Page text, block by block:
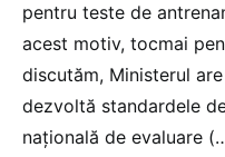
pentru teste de
acest motiv, tocmai
discutăm, Ministerul
dezvoltă standardele
națională de evaluare